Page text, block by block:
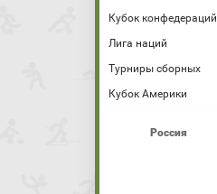
Кубок конфедераций
Лига наций
Турниры сборных
Кубок Америки
Россия